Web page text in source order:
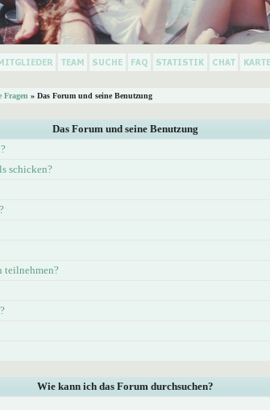
Fragen » Das Forum und seine Benutzung
Das Forum und seine Benutzung
schicken?
teilnehmen?
Wie kann ich das Forum durchsuchen?